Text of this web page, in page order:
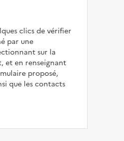
clics de vérifier
par une
sur la
et en renseignant
proposé,
que les contacts